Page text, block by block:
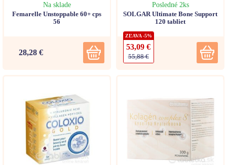
Na sklade
Femarelle Unstoppable 60+ cps
56
28,28 €
Posledné 2ks
SOLGAR Ultimate Bone Support
120 tabliet
ZĽAVA -5%
53,09 €
55,88 €